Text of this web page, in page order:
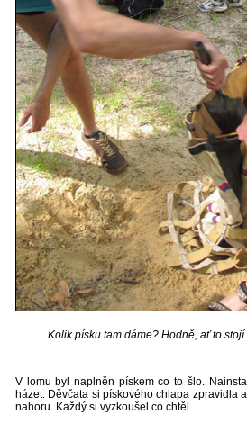
Kolik písku tam dáme? Hodně, ať to stojí
V lomu byl naplněn pískem co to šlo.
házet. Děvčata si pískového chlapa zpravidla
nahoru. Každý si vyzkoušel co chtěl.